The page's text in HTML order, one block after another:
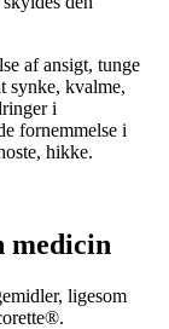
af ansigt, tunge
synke, kvalme,
i
fornemmelse i
hikke.
medicin
ligesom